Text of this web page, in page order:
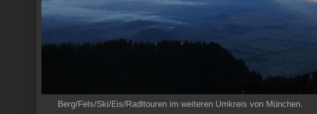
Berg/Fels/Ski/Eis/Radltouren im weiteren Umkreis von München.